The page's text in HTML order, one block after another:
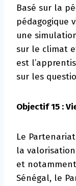
Basé sur la
pédagogique
une
sur le climat
est
sur les
Objectif 15 :
Le
la
et
Sénégal, le